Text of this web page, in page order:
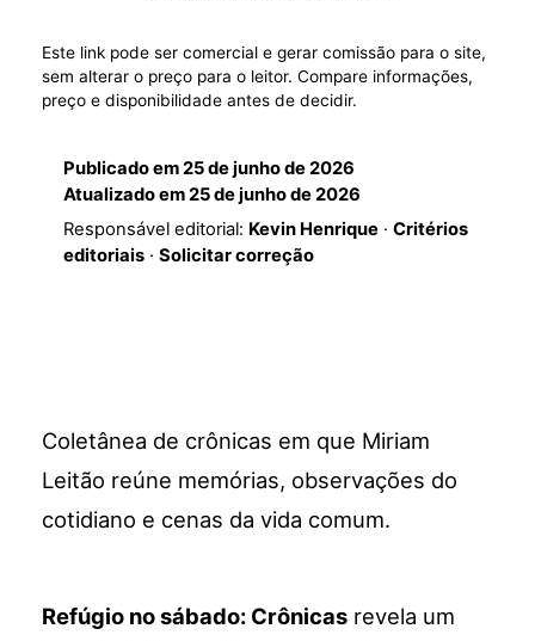
Este link pode ser comercial e gerar comissão para o site,
sem alterar o preço para o leitor. Compare informações,
preço e disponibilidade antes de decidir.
Publicado em25 de junho de 2026
Atualizado em25 de junho de 2026
Responsável editorial: Kevin Henrique· Critérios
editoriais· Solicitar correção
Coletânea de crônicas em que Miriam
Leitão reúne memórias, observações do
cotidiano e cenas da vida comum.
Refúgio no sábado: Crônicas revela um